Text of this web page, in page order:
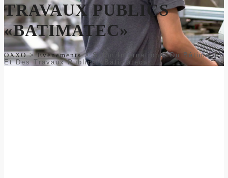
TRAVAUX PUBLICS
«BATIMATEC»
OXXO>Evénements>Salon International Du Bâtiment
Et Des Travaux Publics «Batimatec»